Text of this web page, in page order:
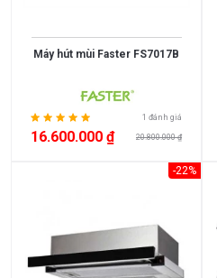
Máy hút mùi Faster FS7017B
1 đánh giá
16.600.000 ₫ 20.800.000 ₫
-22%